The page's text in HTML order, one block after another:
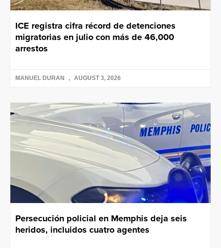
ICE registra cifra récord de detenciones
migratorias en julio con más de 46,000
arrestos
MANUEL DURAN AUGUST 3, 2026
Persecución policial en Memphis deja seis
heridos, incluidos cuatro agentes